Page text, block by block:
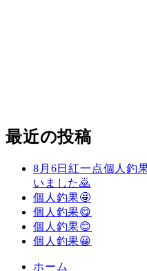
最近の投稿
8月6日紅一点個人釣
いました🙇
個人釣果🤩
個人釣果😋
個人釣果😊
個人釣果😀
ホーム